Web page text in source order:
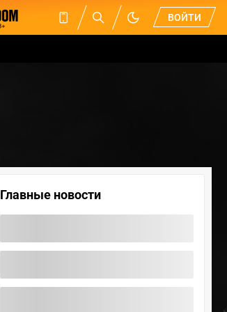
ВОЙТИ
Главные новости